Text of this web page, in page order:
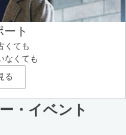
ト
くても
なくても
る
・イベント